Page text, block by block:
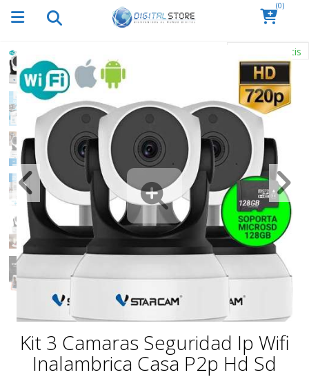
(0)
Kit 3 Camaras Seguridad Ip Wifi
Inalambrica Casa P2p Hd Sd
Envío Gratis